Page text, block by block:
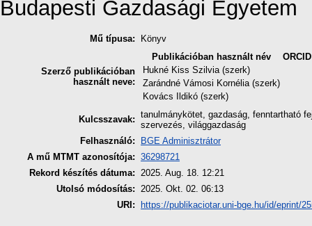
Budapesti Gazdasági Egyetem
Mű típusa: Könyv
Szerző publikációban
használt neve:
Publikációban használt név
ORCID
Hukné Kiss Szilvia (szerk)
Zarándné Vámosi Kornélia (szerk)
Kovács Ildikó (szerk)
Kulcsszavak: tanulmánykötet, gazdaság, fenntartható
szervezés, világgazdaság
Felhasználó:
BGE Adminisztrátor
A mű MTMT azonosítója: 36298721
Rekord készítés dátuma:
2025. Aug. 18. 12:21
Utolsó módosítás:
2025. Okt. 02. 06:13
URI:
https://publikaciotar.uni-bge.hu/id/eprint/